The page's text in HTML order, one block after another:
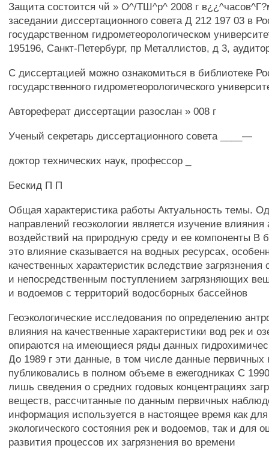
Защита состоится чй » О^/ТШ^р^ 2008 г
заседании диссертационного совета Д 212 197 03 в
государственном гидрометеорологическом
195196, Санкт-Петербург, пр Металлистов, д 3,
С диссертацией можно ознакомиться в библиотеке
государственного гидрометеорологического
Автореферат диссертации разослан » 008 г
Ученый секретарь диссертационного совета ____—
доктор технических наук, профессор _
Бескид П П
Общая характеристика работы Актуальность темы.
направлений геоэкологии является изучение влияния
воздействий на природную среду и ее компоненты В
это влияние сказывается на водных ресурсах,
качественных характеристик вследствие
и непосредственным поступлением загрязняющих
и водоемов с территорий водосборных бассейнов
Геоэкологические исследования по определению
влияния на качественные характеристики вод рек и
опираются на имеющиеся ряды данных
До 1989 г эти данные, в том числе данные
публиковались в полном объеме в ежегодниках С
лишь сведения о средних годовых концентрациях
веществ, рассчитанные по данным первичных
информация используется в настоящее время как для
экологического состояния рек и водоемов, так и для
развития процессов их загрязнения во времени